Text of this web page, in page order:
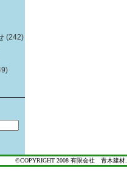
(242)
©COPYRIGHT 2008 有限会社 青木建材.